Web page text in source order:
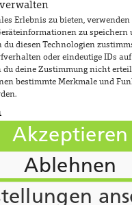
verwalten
Erlebnis zu bieten,
zu speichern
du diesen Technologien
oder eindeutige IDs
du deine Zustimmung nicht
bestimmte Merkmale und
Akzeptieren
Ablehnen
(EU)